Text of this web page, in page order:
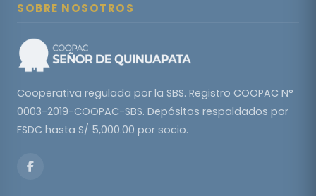
SOBRE NOSOTROS
Cooperativa regulada por la SBS. Registro COOPAC N°
0003-2019-COOPAC-SBS. Depósitos respaldados por
FSDC hasta S/ 5,000.00 por socio.